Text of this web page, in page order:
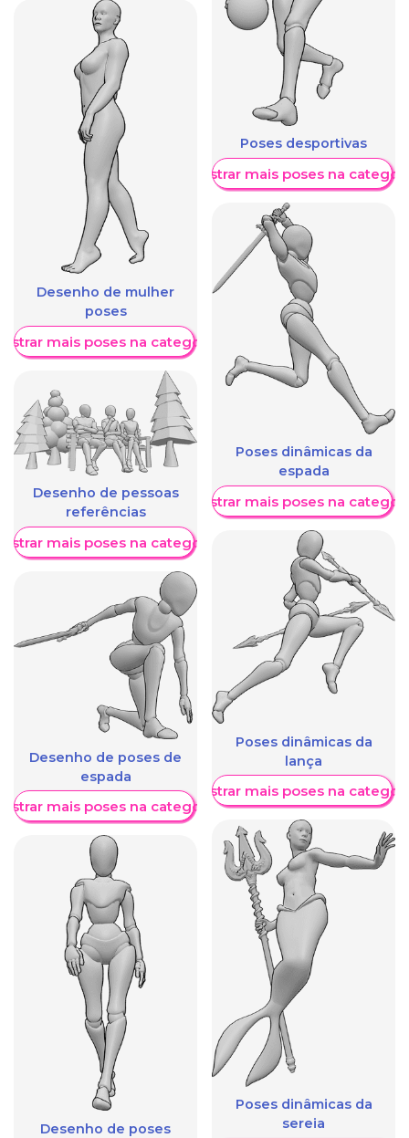
Desenho de mulher
poses
mais poses na categoria
Desenho de pessoas
referências
mais poses na categoria
Desenho de poses de
espada
mais poses na categoria
Desenho de poses
Poses desportivas
Mostrar mais poses na
Poses dinâmicas da
espada
Mostrar mais poses na
Poses dinâmicas da
lança
Mostrar mais poses na
Poses dinâmicas da
sereia